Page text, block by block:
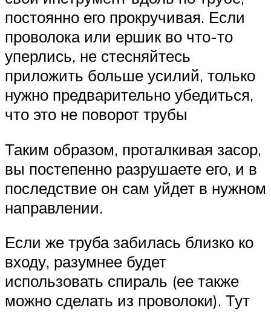
постоянно его прокручивая. Если
проволока или ершик во что-то
уперлись, не стесняйтесь
приложить больше усилий, только
нужно предварительно убедиться,
что это не поворот трубы
Таким образом, проталкивая засор,
вы постепенно разрушаете его, и в
последствие он сам уйдет в нужном
направлении.
Если же труба забилась близко ко
входу, разумнее будет
использовать спираль (ее также
можно сделать из проволоки). Тут